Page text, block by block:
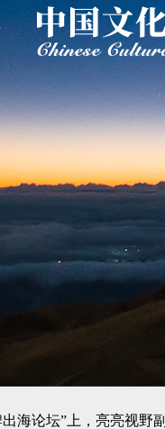
海论坛”上，亮亮视